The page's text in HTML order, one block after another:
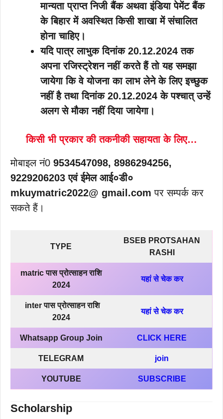
मान्यता प्राप्त निजी बैंक अथवा इंडिया पेमेंट बैंक
के बिहार में अवस्थित किसी शाखा में संचालित
होना चाहिए।
यदि पात्र लाभुक दिनांक 20.12.2024 तक
अपना रजिस्ट्रेशन नहीं करते हैं तो यह समझा
जायेगा कि वे योजना का लाभ लेने के लिए इच्छुक
नहीं है तथा दिनांक 20.12.2024 के पश्चात् उन्हें
अलग से मौका नहीं दिया जायेगा।
किसी भी प्रकार की तकनीकी सहायता के लिए…
मोबाइल नं0 9534547098, 8986294256,
9229206203 एवं ईमेल आई०डी०
mkuymatric2022@ gmail.comपर सम्पर्क कर
सकते हैं।
TYPE
BSEB PROTSAHAN
RASHI
matric पास प्रोत्साहन राशि
2024
यहां से चेक कर
inter पास प्रोत्साहन राशि
2024
यहां से चेक कर
Whatsapp Group Join CLICK HERE
TELEGRAM join
YOUTUBE SUBSCRIBE
Scholarship